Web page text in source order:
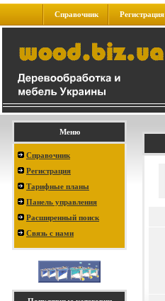
Справочник Регистрация
Меню
Справочник
Регистрация
Тарифные планы
Панель управления
Расширенный поиск
Связь с нами